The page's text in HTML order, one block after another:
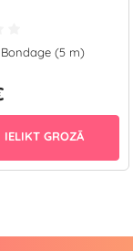
(5 m)
IELIKT GROZĀ